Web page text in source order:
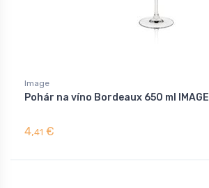
Image
Pohár na víno Bordeaux 650 ml IMAGE
4,41 €